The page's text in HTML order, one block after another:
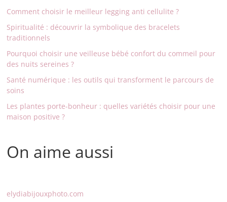
Comment choisir le meilleur legging anti cellulite ?
Spiritualité : découvrir la symbolique des bracelets
traditionnels
Pourquoi choisir une veilleuse bébé confort du commeil pour
des nuits sereines ?
Santé numérique : les outils qui transforment le parcours de
soins
Les plantes porte-bonheur : quelles variétés choisir pour une
maison positive ?
On aime aussi
elydiabijouxphoto.com